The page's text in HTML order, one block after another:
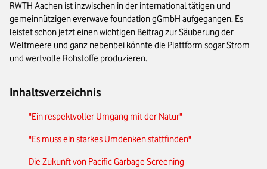
RWTH Aachen ist inzwischen in der international tätigen und
gemeinnützigen everwave foundation gGmbH aufgegangen. Es
leistet schon jetzt einen wichtigen Beitrag zur Säuberung der
Weltmeere und ganz nebenbei könnte die Plattform sogar Strom
und wertvolle Rohstoffe produzieren.
Inhaltsverzeichnis
"Ein respektvoller Umgang mit der Natur"
"Es muss ein starkes Umdenken stattfinden"
Die Zukunft von Pacific Garbage Screening